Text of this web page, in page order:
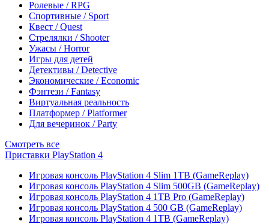
Ролевые / RPG
Спортивные / Sport
Квест / Quest
Стрелялки / Shooter
Ужасы / Horror
Игры для детей
Детективы / Detective
Экономические / Economic
Фэнтези / Fantasy
Виртуальная реальность
Платформер / Platformer
Для вечеринок / Party
Смотреть все
Приставки PlayStation 4
Игровая консоль PlayStation 4 Slim 1TB (GameReplay)
Игровая консоль PlayStation 4 Slim 500GB (GameReplay)
Игровая консоль PlayStation 4 1TB Pro (GameReplay)
Игровая консоль PlayStation 4 500 GB (GameReplay)
Игровая консоль PlayStation 4 1TB (GameReplay)